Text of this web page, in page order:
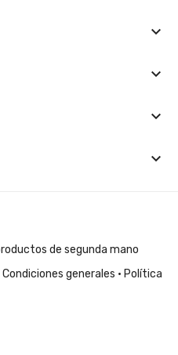
keyboard_arrow_down
keyboard_arrow_down
keyboard_arrow_down
keyboard_arrow_down
Condiciones generales · Política